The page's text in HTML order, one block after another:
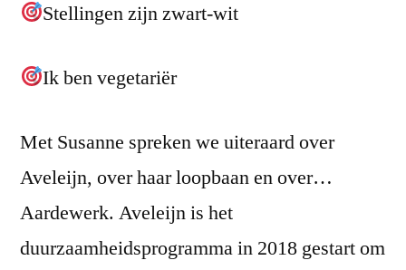
Stellingen zijn zwart-wit
Ik ben vegetariër
Met Susanne spreken we uiteraard over
Aveleijn, over haar loopbaan en over…
Aardewerk. Aveleijn is het
duurzaamheidsprogramma in 2018 gestart om